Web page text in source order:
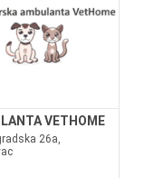
VETHOME
26a,